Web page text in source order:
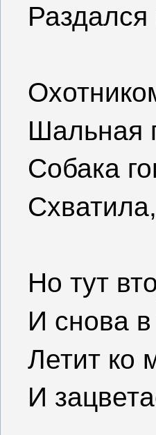
Шальная
Собака
Но тут
И снова
Летит ко
И